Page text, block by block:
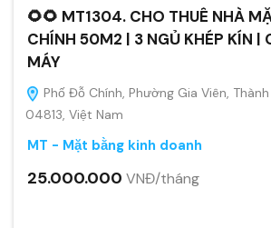
🌻🌻 MT1304. CHO THUÊ NHÀ
CHÍNH 50M2 | 3 NGỦ KHÉP KÍN |
MÁY
Phố Đỗ Chính, Phường Gia Viên,
04813, Việt Nam
MT - Mặt bằng kinh doanh
25.000.000 VNĐ/tháng